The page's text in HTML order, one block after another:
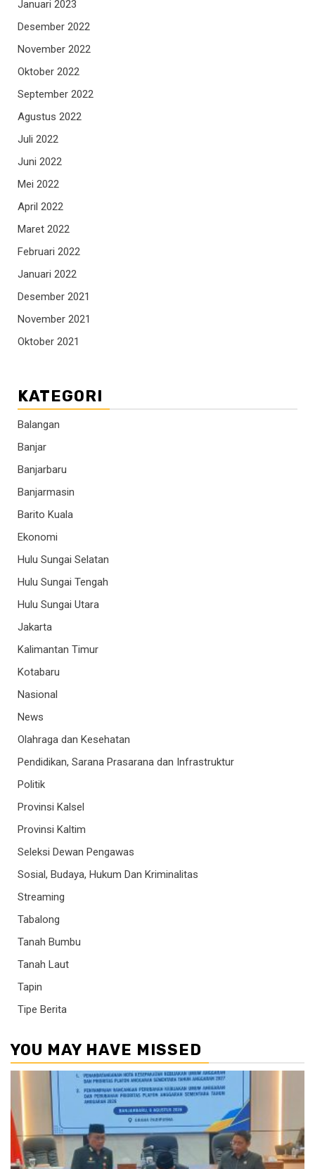
Januari 2023
Desember 2022
November 2022
Oktober 2022
September 2022
Agustus 2022
Juli 2022
Juni 2022
Mei 2022
April 2022
Maret 2022
Februari 2022
Januari 2022
Desember 2021
November 2021
Oktober 2021
KATEGORI
Balangan
Banjar
Banjarbaru
Banjarmasin
Barito Kuala
Ekonomi
Hulu Sungai Selatan
Hulu Sungai Tengah
Hulu Sungai Utara
Jakarta
Kalimantan Timur
Kotabaru
Nasional
News
Olahraga dan Kesehatan
Pendidikan, Sarana Prasarana dan Infrastruktur
Politik
Provinsi Kalsel
Provinsi Kaltim
Seleksi Dewan Pengawas
Sosial, Budaya, Hukum Dan Kriminalitas
Streaming
Tabalong
Tanah Bumbu
Tanah Laut
Tapin
Tipe Berita
YOU MAY HAVE MISSED